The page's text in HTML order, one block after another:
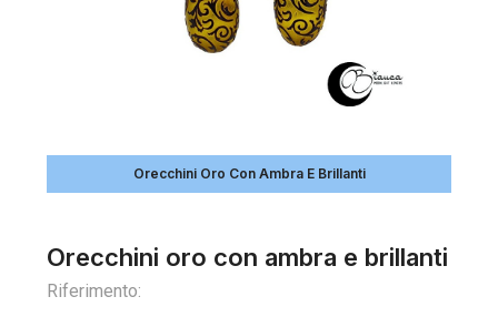
Orecchini Oro Con Ambra E Brillanti
Orecchini oro con ambra e brillanti
Riferimento: